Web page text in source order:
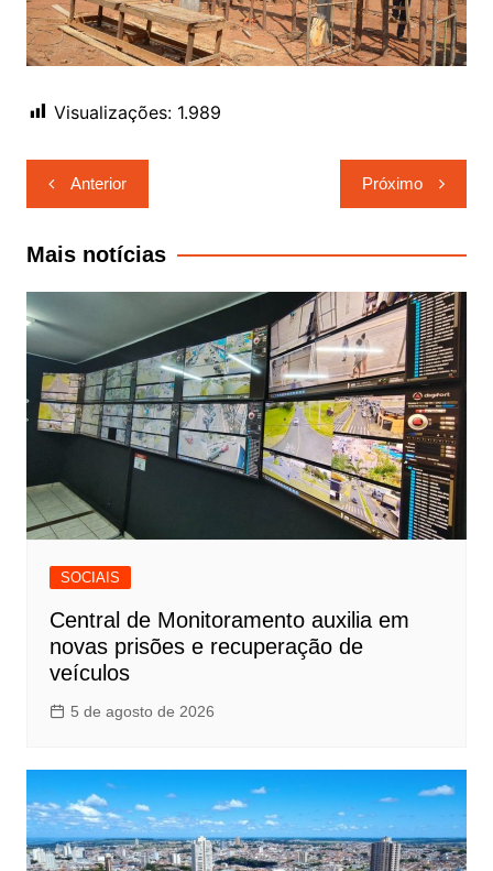
Visualizações: 1.989
Navegação
de
Post
Anterior Próximo
Mais notícias
SOCIAIS
Central de Monitoramento auxilia em
novas prisões e recuperação de
veículos
5 de agosto de 2026